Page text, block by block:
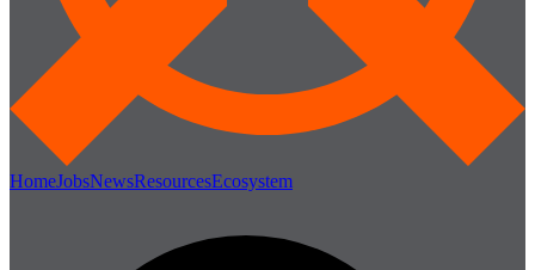
HomeJobsNewsResourcesEcosystem